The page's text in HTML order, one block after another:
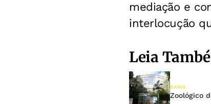
mediação e
interlocução
Leia
BAHIA
Zoológico